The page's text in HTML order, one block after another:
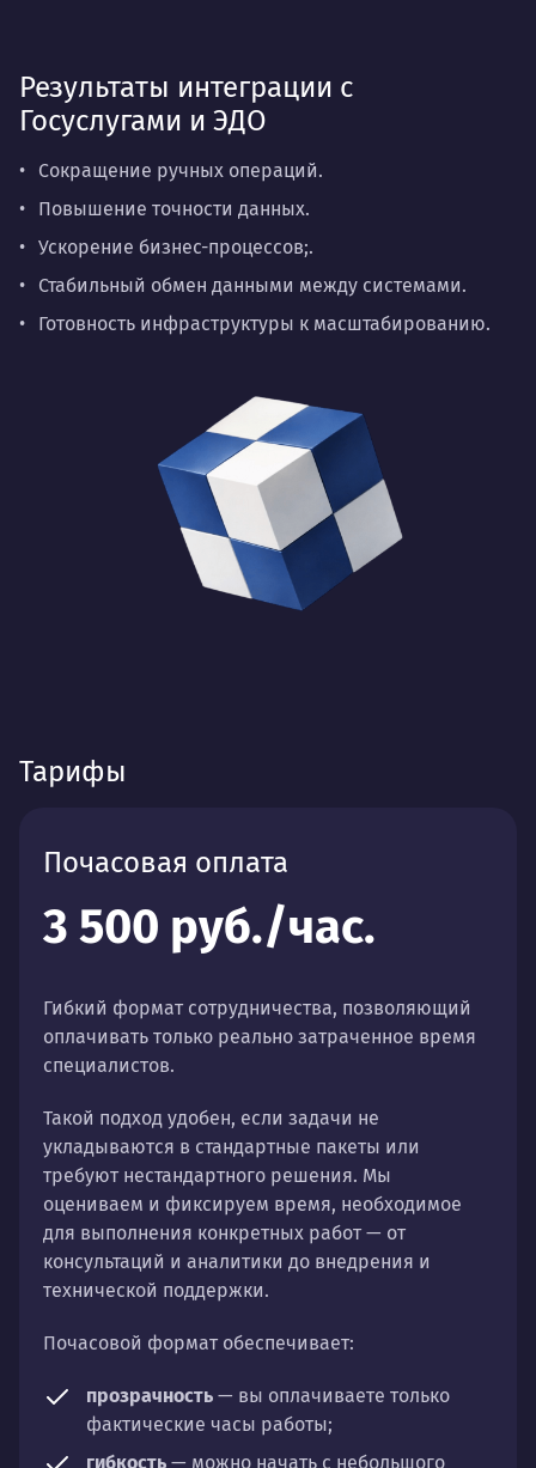
Результаты интеграции с
Госуслугами и ЭДО
Сокращение ручных операций.
Повышение точности данных.
Ускорение бизнес-процессов;.
Стабильный обмен данными между системами.
Готовность инфраструктуры к масштабированию.
Тарифы
Почасовая оплата
3 500 руб./час.
Гибкий формат сотрудничества, позволяющий
оплачивать только реально затраченное время
специалистов.
Такой подход удобен, если задачи не
укладываются в стандартные пакеты или
требуют нестандартного решения. Мы
оцениваем и фиксируем время, необходимое
для выполнения конкретных работ — от
консультаций и аналитики до внедрения и
технической поддержки.
Почасовой формат обеспечивает:
прозрачность — вы оплачиваете только
фактические часы работы;
гибкость — можно начать с небольшого